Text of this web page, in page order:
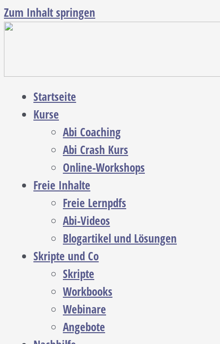
Zum Inhalt springen
Startseite
Kurse
Abi Coaching
Abi Crash Kurs
Online-Workshops
Freie Inhalte
Freie Lernpdfs
Abi-Videos
Blogartikel und Lösungen
Skripte und Co
Skripte
Workbooks
Webinare
Angebote